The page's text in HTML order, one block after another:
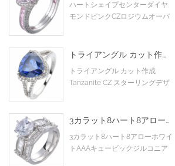
ハートシェイプセンターダイヤ
モンドピンクCZロジウムオーバ
トライアングル カット作成 TANZANITE CZ スターリングデザイン婚約リングの上のロジウム
トライアングル カット作成
Tanzanite CZ スターリングデザ
3カラット8ハート8アローホワイトAAAキュービックジルコニアメインストーンカクテルエンゲージリングウェディングリング
3カラット8ハート8アローホワイ
トAAAキュービックジルコニア